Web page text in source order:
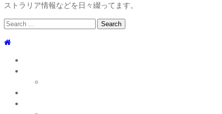
ストラリア情報などを日々綴ってます。
Search